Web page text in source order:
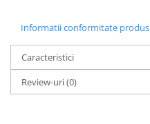
Informatii conformitate produs
Caracteristici
Review-uri(0)